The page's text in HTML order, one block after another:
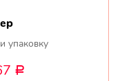
упаковку
Р